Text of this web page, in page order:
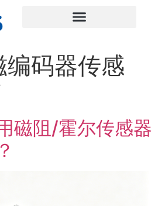
编码器传感
磁阻/霍尔传感器